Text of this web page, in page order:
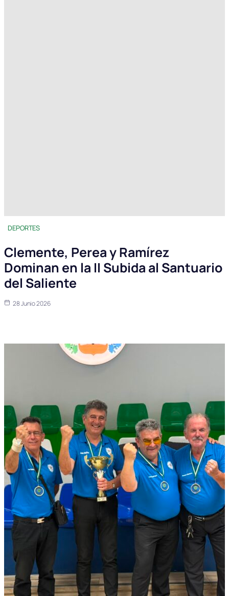
DEPORTES
Clemente, Perea y Ramírez
Dominan en la II Subida al Santuario
del Saliente
28 Junio 2026